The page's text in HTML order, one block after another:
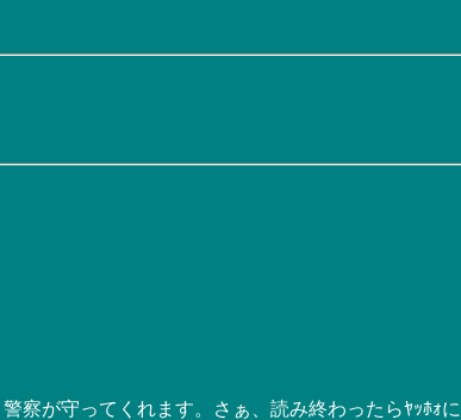
が守ってくれます。さぁ、読み終わったらﾔｯﾎｫに